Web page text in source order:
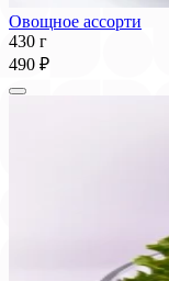
Овощное ассорти
430 г
490 ₽